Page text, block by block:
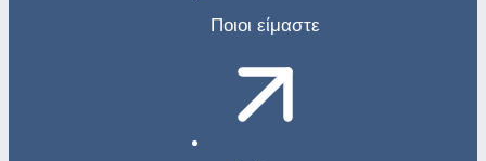
Ποιοι είμαστε